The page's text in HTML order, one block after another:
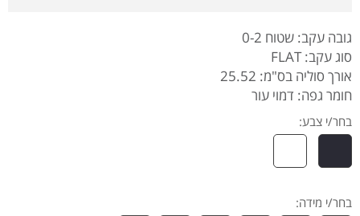
גובה עקב: שטוח 0-2
סוג עקב: FLAT
אורך סוליה בס"מ: 25.52
חומר גפה: דמוי עור
בחר/י צבע:
בחר/י מידה: